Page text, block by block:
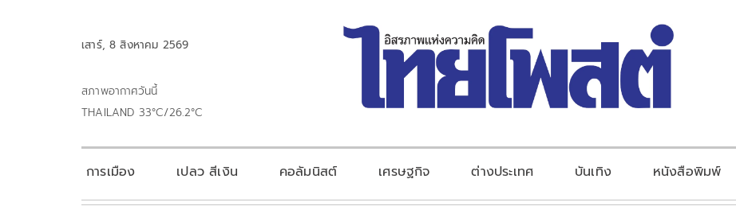
เสาร์, 8 สิงหาคม 2569
สภาพอากาศวันนี้
THAILAND 33°C/26.2°C
การเมือง เปลว สีเงิน คอลัมนิสต์ เศรษฐกิจ ต่างประเทศ บันเทิง หนังสือพิมพ์